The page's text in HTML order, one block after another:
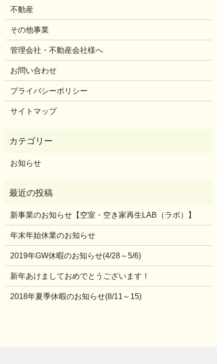
不動産
その他事業
管理会社・不動産会社様へ
お問い合わせ
プライバシーポリシー
サイトマップ
お知らせ
新事業のお知らせ【空室・空き家再生LAB（ラボ）】
年末年始休業のお知らせ
2019年GW休暇のお知らせ(4/28～5/6)
新年あけましておめでとうございます！
2018年夏季休暇のお知らせ(8/11～15)